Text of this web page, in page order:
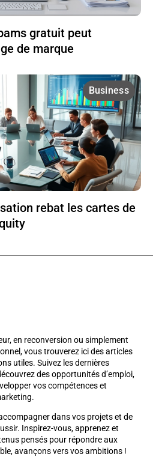
gratuit peut
de marque
Business
rebat les cartes de
en reconversion ou simplement
vous trouverez ici des articles
utiles. Suivez les dernières
des opportunités d’emploi,
vos compétences et
dans vos projets et de
Inspirez-vous, apprenez et
pensés pour répondre aux
avançons vers vos ambitions !